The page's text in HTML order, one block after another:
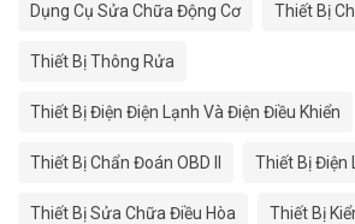
Dụng Cụ Sửa Chữa Động Cơ Thiết Bị
Thiết Bị Thông Rửa
Thiết Bị Điện Điện Lạnh Và Điện Điều Khiển
Thiết Bị Chẩn Đoán OBD II Thiết Bị Điện
Thiết Bị Sửa Chữa Điều Hòa Thiết Bị